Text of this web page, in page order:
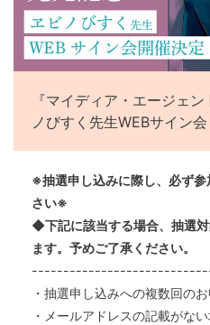
『マイディア・エージェ
ノびすく先生WEBサイン会
※抽選申し込みに際し、必ず
さい※
◆下記に該当する場合、抽選
ます。予めご了承ください。
・抽選申し込みへの複数回の
・メールアドレスの記載がな